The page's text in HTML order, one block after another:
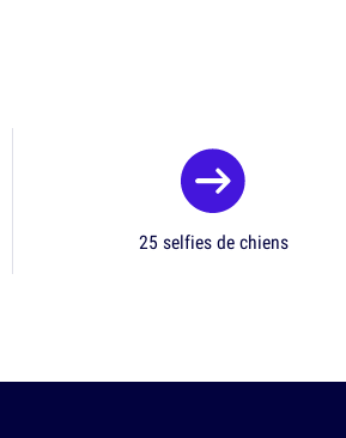
25 selfies de chiens